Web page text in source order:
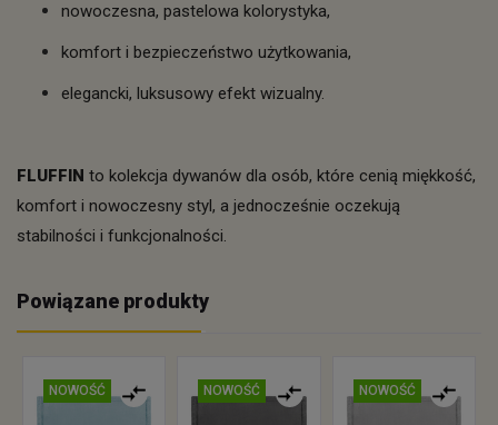
nowoczesna, pastelowa kolorystyka,
komfort i bezpieczeństwo użytkowania,
elegancki, luksusowy efekt wizualny.
FLUFFIN to kolekcja dywanów dla osób, które cenią miękkość,
komfort i nowoczesny styl, a jednocześnie oczekują
stabilności i funkcjonalności.
Powiązane produkty
NOWOŚĆ NOWOŚĆ NOWOŚĆ